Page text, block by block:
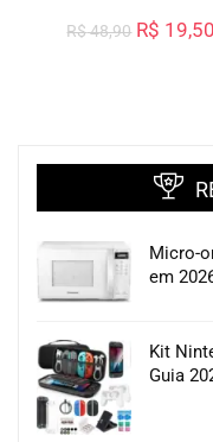
R$48,90 R$ 19,50
Micro-
em
Kit
Guia